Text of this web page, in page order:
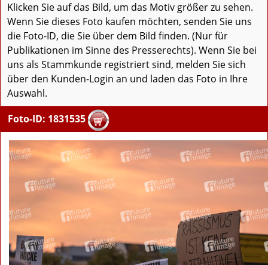
Klicken Sie auf das Bild, um das Motiv größer zu sehen.
Wenn Sie dieses Foto kaufen möchten, senden Sie uns
die Foto-ID, die Sie über dem Bild finden. (Nur für
Publikationen im Sinne des Presserechts). Wenn Sie bei
uns als Stammkunde registriert sind, melden Sie sich
über den Kunden-Login an und laden das Foto in Ihre
Auswahl.
Foto-ID: 1831535